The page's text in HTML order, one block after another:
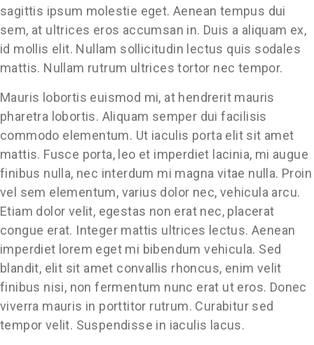
sagittis ipsum molestie eget. Aenean tempus dui
sem, at ultrices eros accumsan in. Duis a aliquam ex,
id mollis elit. Nullam sollicitudin lectus quis sodales
mattis. Nullam rutrum ultrices tortor nec tempor.
Mauris lobortis euismod mi, at hendrerit mauris
pharetra lobortis. Aliquam semper dui facilisis
commodo elementum. Ut iaculis porta elit sit amet
mattis. Fusce porta, leo et imperdiet lacinia, mi augue
finibus nulla, nec interdum mi magna vitae nulla. Proin
vel sem elementum, varius dolor nec, vehicula arcu.
Etiam dolor velit, egestas non erat nec, placerat
congue erat. Integer mattis ultrices lectus. Aenean
imperdiet lorem eget mi bibendum vehicula. Sed
blandit, elit sit amet convallis rhoncus, enim velit
finibus nisi, non fermentum nunc erat ut eros. Donec
viverra mauris in porttitor rutrum. Curabitur sed
tempor velit. Suspendisse in iaculis lacus.